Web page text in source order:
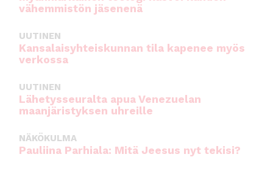
vähemmistön jäsenenä
UUTINEN
Kansalaisyhteiskunnan tila kapenee myös
verkossa
UUTINEN
Lähetysseuralta apua Venezuelan
maanjäristyksen uhreille
NÄKÖKULMA
Pauliina Parhiala: Mitä Jeesus nyt tekisi?